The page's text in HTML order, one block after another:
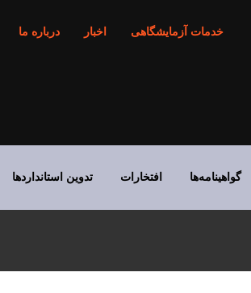
خدمات آزمایشگاهی اخبار درباره ما
گواهینامه‌ها افتخارات تدوین استانداردها